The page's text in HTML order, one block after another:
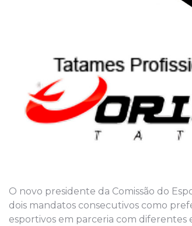
O novo presidente da Comissão do
dois mandatos consecutivos como
esportivos em parceria com diferentes